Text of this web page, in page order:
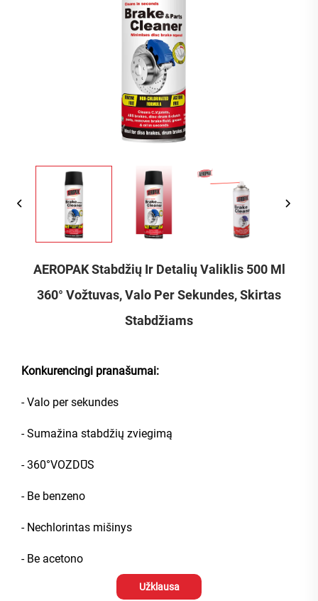
AEROPAK Stabdžių Ir Detalių Valiklis 500 Ml
360° Vožtuvas, Valo Per Sekundes, Skirtas
Stabdžiams
Konkurencingi pranašumai:
- Valo per sekundes
- Sumažina stabdžių zviegimą
- 360°VOZDŪS
- Be benzeno
- Nechlorintas mišinys
- Be acetono
Užklausa